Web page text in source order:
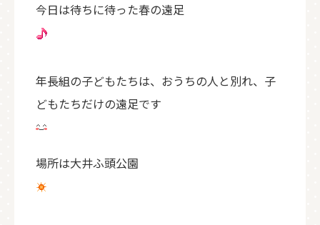
今日は待ちに待った春の遠足
年長組の子どもたちは、おうちの人と別れ、子
どもたちだけの遠足です
場所は大井ふ頭公園